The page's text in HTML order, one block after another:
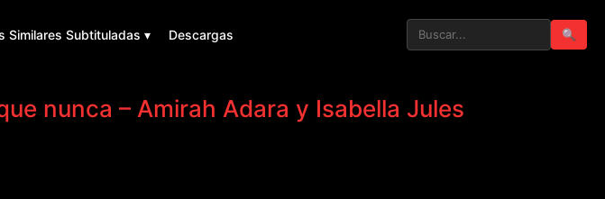
Similares Subtituladas ▾ Descargas 🔍
nunca – Amirah Adara y Isabella Jules